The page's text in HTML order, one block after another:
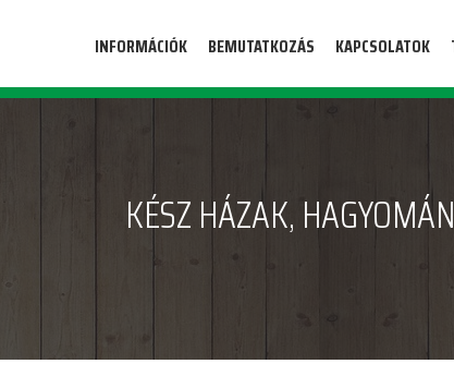
INFORMÁCIÓK BEMUTATKOZÁS KAPCSOLATOK
KÉSZ HÁZAK,